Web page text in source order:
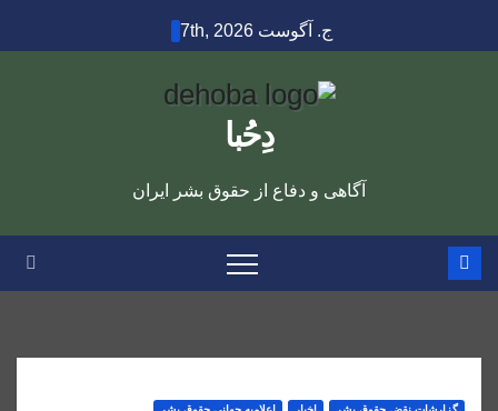
to
ج. آگوست 7th, 2026
دِحُبا
آگاهی و دفاع از حقوق بشر ایران